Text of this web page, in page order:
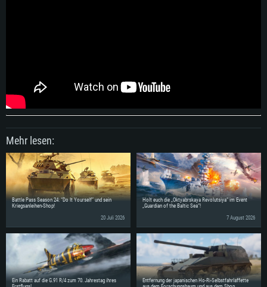
Mehr lesen:
Battle Pass Season 24: “Do It Yourself” und sein
Kriegsanleihen-Shop!
20 Juli 2026
Holt euch die „Oktyabrskaya Revolutsiya“ im Event
„Guardian of the Baltic Sea“!
7 August 2026
Ein Rabatt auf die G.91 R/4 zum 70. Jahrestag ihres
Entfernung der japanischen Ho-Ri-Selbstfahrlaffette